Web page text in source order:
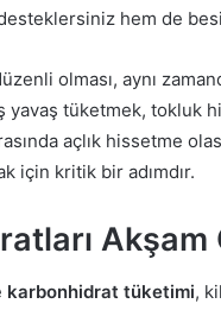
desteklersiniz hem de
olması, aynı
yavaş tüketmek, tokluk
açlık hissetme
için kritik bir adımdır.
karbonhidrat tüketimi,